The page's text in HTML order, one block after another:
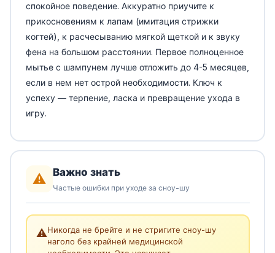
спокойное поведение. Аккуратно приучите к
прикосновениям к лапам (имитация стрижки
когтей), к расчесыванию мягкой щеткой и к звуку
фена на большом расстоянии. Первое полноценное
мытье с шампунем лучше отложить до 4-5 месяцев,
если в нем нет острой необходимости. Ключ к
успеху — терпение, ласка и превращение ухода в
игру.
⚠️ Важно знать
Частые ошибки при уходе за сноу-шу
⚠️Никогда не брейте и не стригите сноу-шу
наголо без крайней медицинской